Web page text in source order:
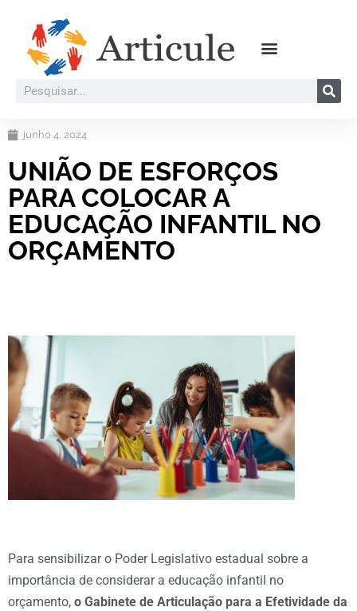
junho 4, 2024
UNIÃO DE ESFORÇOS
PARA COLOCAR A
EDUCAÇÃO INFANTIL NO
ORÇAMENTO
Para sensibilizar o Poder Legislativo estadual sobre a
importância de considerar a educação infantil no
orçamento, o Gabinete de Articulação para a Efetividade da